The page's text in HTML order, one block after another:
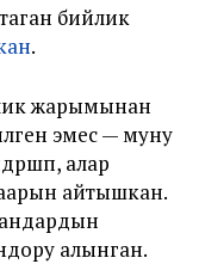
бийлик
.
жарымынан
эмес — муну
алар
айтышкан.
алынган.